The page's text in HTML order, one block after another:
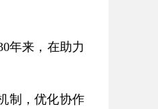
年来，在助力
制，优化协作